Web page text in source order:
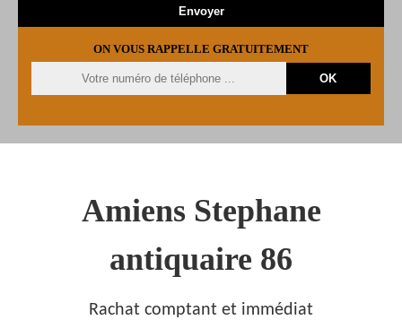
ON VOUS RAPPELLE GRATUITEMENT
Amiens Stephane
antiquaire 86
Rachat comptant et immédiat